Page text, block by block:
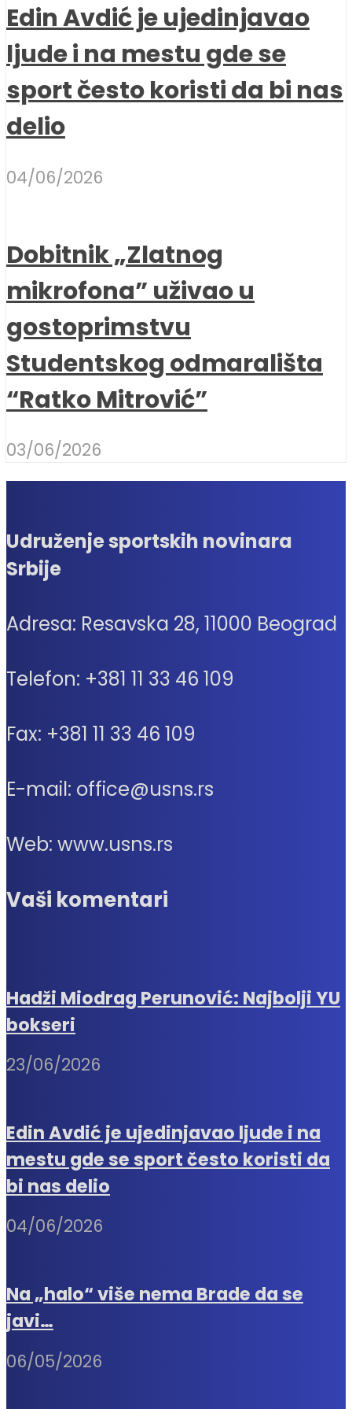
Edin Avdić je ujedinjavao
ljude i na mestu gde se
sport često koristi da bi nas
delio
04/06/2026
Dobitnik „Zlatnog
mikrofona” uživao u
gostoprimstvu
Studentskog odmarališta
“Ratko Mitrović”
03/06/2026
Udruženje sportskih novinara
Srbije
Adresa: Resavska 28, 11000 Beograd
Telefon: +381 11 33 46 109
Fax: +381 11 33 46 109
E-mail: office@usns.rs
Web: www.usns.rs
Vaši komentari
Hadži Miodrag Perunović: Najbolji YU
bokseri
23/06/2026
Edin Avdić je ujedinjavao ljude i na
mestu gde se sport često koristi da
bi nas delio
04/06/2026
Na „halo“ više nema Brade da se
javi…
06/05/2026